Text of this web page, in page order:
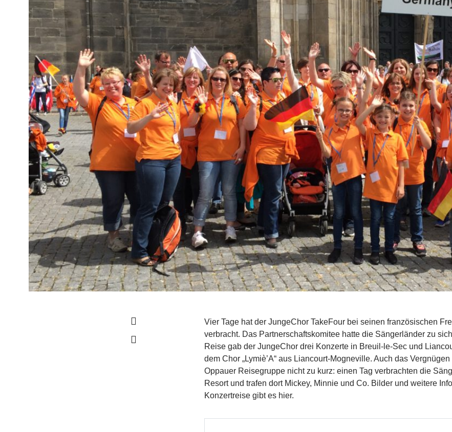
Vier Tage hat der JungeChor TakeFour bei seinen französischen
verbracht. Das Partnerschaftskomitee hatte die Sängerländer zu
Reise gab der JungeChor drei Konzerte in Breuil-le-Sec und
dem Chor „Lymiè’A“ aus Liancourt-Mogneville. Auch das
Oppauer Reisegruppe nicht zu kurz: einen Tag verbrachten die
Resort und trafen dort Mickey, Minnie und Co. Bilder und weitere
Konzertreise gibt es hier.